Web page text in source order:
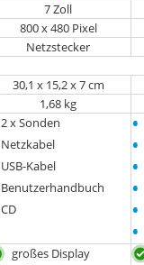
7 Zoll
800 x 480 Pixel
Netzstecker
30,1 x 15,2 x 7 cm
1,68 kg
2 x Sonden
Netzkabel
USB-Kabel
Benutzerhandbuch
CD
•
•
•
•
•
•
großes Display